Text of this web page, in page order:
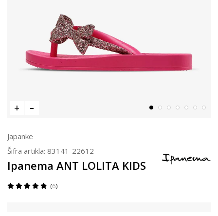
Japanke
Šifra artikla: 83141-22612
Ipanema ANT LOLITA KIDS
6